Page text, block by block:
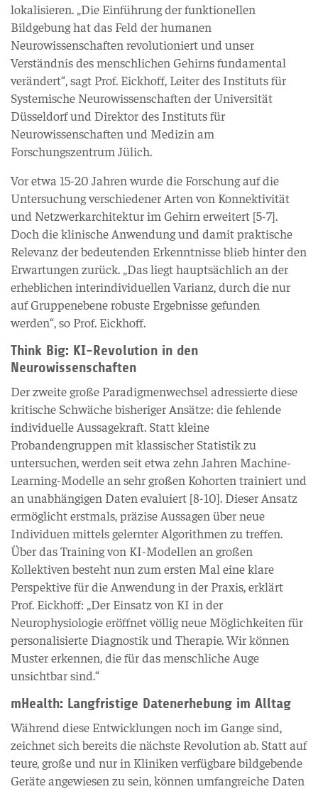
lokalisieren. „Die Einführung der funktionellen
Bildgebung hat das Feld der humanen
Neurowissenschaften revolutioniert und unser
Verständnis des menschlichen Gehirns fundamental
verändert“, sagt Prof. Eickhoff, Leiter des Instituts für
Systemische Neurowissenschaften der Universität
Düsseldorf und Direktor des Instituts für
Neurowissenschaften und Medizin am
Forschungszentrum Jülich.
Vor etwa 15-20 Jahren wurde die Forschung auf die
Untersuchung verschiedener Arten von Konnektivität
und Netzwerkarchitektur im Gehirn erweitert [5-7].
Doch die klinische Anwendung und damit praktische
Relevanz der bedeutenden Erkenntnisse blieb hinter den
Erwartungen zurück. „Das liegt hauptsächlich an der
erheblichen interindividuellen Varianz, durch die nur
auf Gruppenebene robuste Ergebnisse gefunden
werden“, so Prof. Eickhoff.
Think Big: KI-Revolution in den
Neurowissenschaften
Der zweite große Paradigmenwechsel adressierte diese
kritische Schwäche bisheriger Ansätze: die fehlende
individuelle Aussagekraft. Statt kleine
Probandengruppen mit klassischer Statistik zu
untersuchen, werden seit etwa zehn Jahren Machine-
Learning-Modelle an sehr großen Kohorten trainiert und
an unabhängigen Daten evaluiert [8-10]. Dieser Ansatz
ermöglicht erstmals, präzise Aussagen über neue
Individuen mittels gelernter Algorithmen zu treffen.
Über das Training von KI-Modellen an großen
Kollektiven besteht nun zum ersten Mal eine klare
Perspektive für die Anwendung in der Praxis, erklärt
Prof. Eickhoff: „Der Einsatz von KI in der
Neurophysiologie eröffnet völlig neue Möglichkeiten für
personalisierte Diagnostik und Therapie. Wir können
Muster erkennen, die für das menschliche Auge
unsichtbar sind.“
mHealth: Langfristige Datenerhebung im Alltag
Während diese Entwicklungen noch im Gange sind,
zeichnet sich bereits die nächste Revolution ab. Statt auf
teure, große und nur in Kliniken verfügbare bildgebende
Geräte angewiesen zu sein, können umfangreiche Daten